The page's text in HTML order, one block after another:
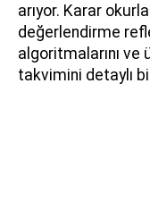
arıyor. Karar
değerlendirme
algoritmalarını ve
takvimini detaylı